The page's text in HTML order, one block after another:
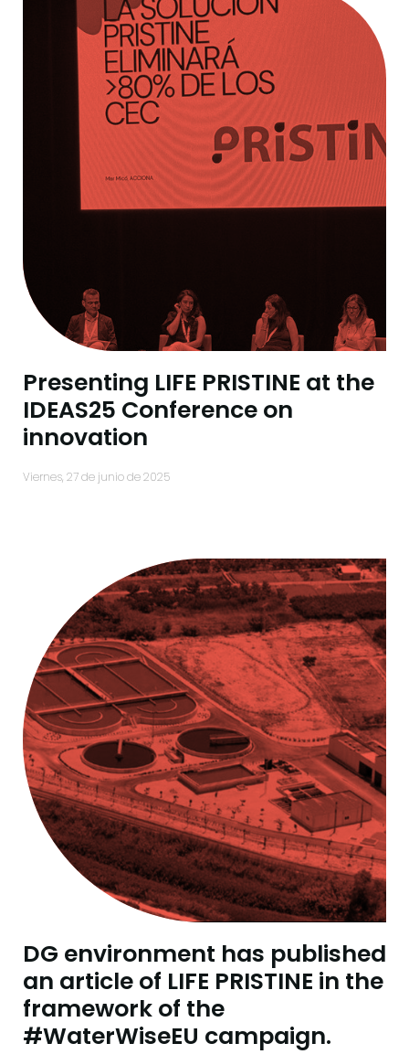
Presenting LIFE PRISTINE at the
IDEAS25 Conference on
innovation
viernes, 27 de junio de 2025
DG environment has published
an article of LIFE PRISTINE in the
framework of the
#WaterWiseEU campaign.